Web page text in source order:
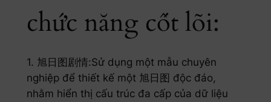
chức năng cốt lõi:
1. 旭日图剧情:Sử dụng một mẫu chuyên
nghiệp để thiết kế một 旭日图 độc đáo,
nhằm hiển thị cấu trúc đa cấp của dữ liệu